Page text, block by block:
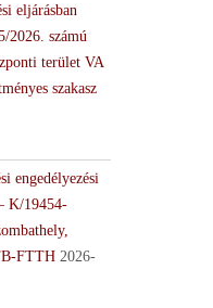
eljárásban
2026. számú
terület VA
szakasz
engedélyezési
K/19454-
FTTH 2026-